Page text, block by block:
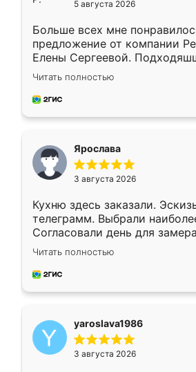
5 августа 2026
Больше всех мне
предложение от компании
Елены Сергеевой.
короткие сроки
для замера сотрудник
предложил по моему эскизу
Читать полностью
Ярослава
3 августа 2026
Кухню здесь заказали.
телеграмм. Выбрали
Согласовали день для
недели кухня была уже
довольны работой. Спасибо
мебель за качественную
Читать полностью
yaroslava1986
3 августа 2026